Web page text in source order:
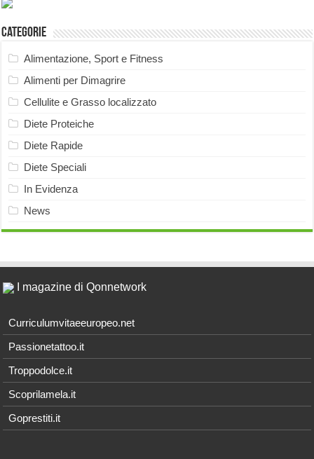
Categorie
Alimentazione, Sport e Fitness
Alimenti per Dimagrire
Cellulite e Grasso localizzato
Diete Proteiche
Diete Rapide
Diete Speciali
In Evidenza
News
I magazine di Qonnetwork
Curriculumvitaeeuropeo.net
Passionetattoo.it
Troppodolce.it
Scoprilamela.it
Goprestiti.it